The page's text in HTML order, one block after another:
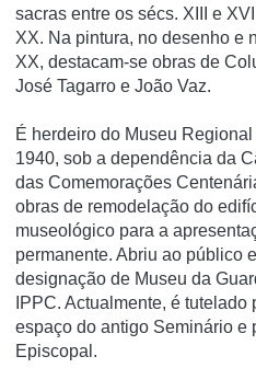
sacras entre os sécs. XIII e
XX. Na pintura, no desenho e
XX, destacam-se obras de
José Tagarro e João Vaz.
É herdeiro do Museu
1940, sob a dependência da
das Comemorações
obras de remodelação do
museológico para a
permanente. Abriu ao público
designação de Museu da
IPPC. Actualmente, é
espaço do antigo Seminário e
Episcopal.